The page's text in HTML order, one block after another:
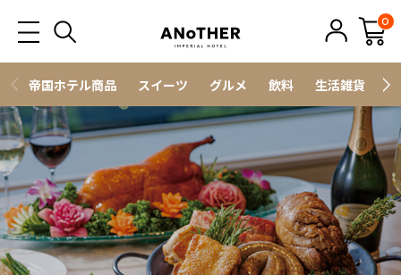
0
帝国ホテル商品 スイーツ グルメ 飲料 生活雑貨